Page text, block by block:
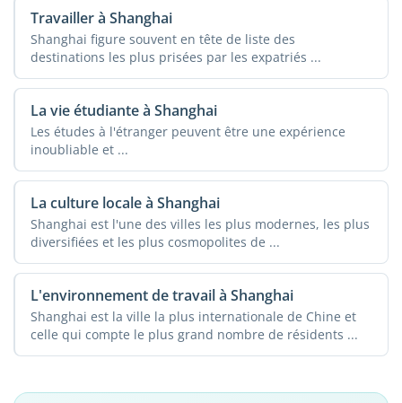
Travailler à Shanghai
Shanghai figure souvent en tête de liste des
destinations les plus prisées par les expatriés ...
La vie étudiante à Shanghai
Les études à l'étranger peuvent être une expérience
inoubliable et ...
La culture locale à Shanghai
Shanghai est l'une des villes les plus modernes, les plus
diversifiées et les plus cosmopolites de ...
L'environnement de travail à Shanghai
Shanghai est la ville la plus internationale de Chine et
celle qui compte le plus grand nombre de résidents ...